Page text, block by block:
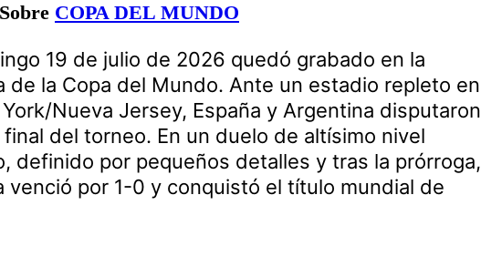
COPA DEL MUNDO
19 de julio de 2026 quedó grabado en la
de la Copa del Mundo. Ante un estadio repleto en
Nueva Jersey, España y Argentina disputaron
final del torneo. En un duelo de altísimo nivel
definido por pequeños detalles y tras la prórroga,
venció por 1-0 y conquistó el título mundial de